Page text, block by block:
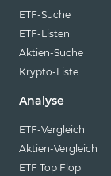
ETF-Suche
ETF-Listen
Aktien-Suche
Krypto-Liste
Analyse
ETF-Vergleich
Aktien-Vergleich
ETF Top Flop